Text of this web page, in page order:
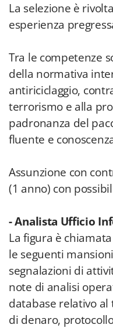
La selezione è
esperienza
Tra le competenze
della normativa
antiriciclaggio,
terrorismo e alla
padronanza del
fluente e
Assunzione con
(1 anno) con
- Analista Ufficio
La figura è
le seguenti
segnalazioni di
note di analisi
database relativo
di denaro,